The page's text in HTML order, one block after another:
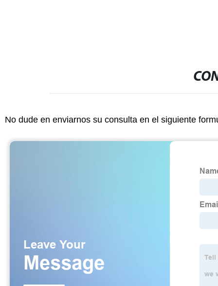
No dude en enviarnos su consulta en el siguiente